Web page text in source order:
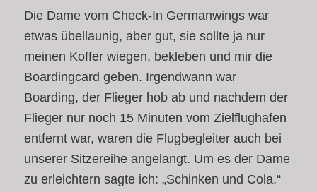
Die Dame vom Check-In Germanwings war
etwas übellaunig, aber gut, sie sollte ja nur
meinen Koffer wiegen, bekleben und mir die
Boardingcard geben. Irgendwann war
Boarding, der Flieger hob ab und nachdem der
Flieger nur noch 15 Minuten vom Zielflughafen
entfernt war, waren die Flugbegleiter auch bei
unserer Sitzereihe angelangt. Um es der Dame
zu erleichtern sagte ich: „Schinken und Cola.“